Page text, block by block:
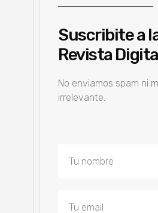
Suscribite a
Revista
No enviamos spam ni
irrelevante.